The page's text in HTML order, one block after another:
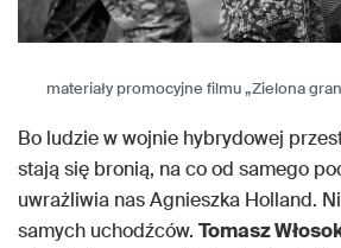
materiały promocyjne filmu „Zielona
Bo ludzie w wojnie hybrydowej
stają się bronią, na co od samego
uwrażliwia nas Agnieszka Holland.
samych uchodźców. Tomasz